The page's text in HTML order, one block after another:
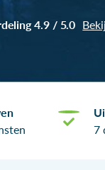
4.9 / 5.0
7